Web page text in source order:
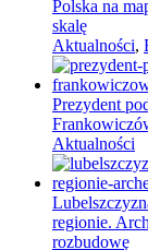
Polska na
skalę
Aktualności,
Prezydent
Aktualności
regionie.
rozbudowę